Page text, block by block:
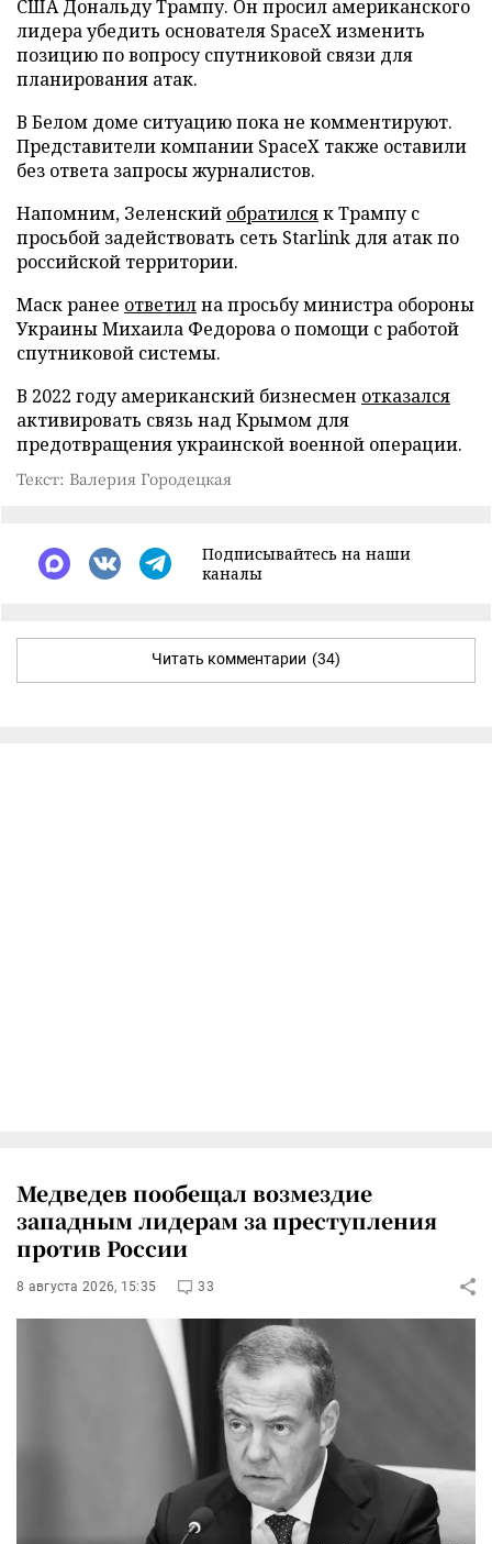
США Дональду Трампу. Он просил американского
лидера убедить основателя SpaceX изменить
позицию по вопросу спутниковой связи для
планирования атак.
В Белом доме ситуацию пока не комментируют.
Представители компании SpaceX также оставили
без ответа запросы журналистов.
Напомним, Зеленский обратилсяк Трампу с
просьбой задействовать сеть Starlink для атак по
российской территории.
Маск ранее ответилна просьбу министра обороны
Украины Михаила Федорова о помощи с работой
спутниковой системы.
В 2022 году американский бизнесмен отказался
активировать связь над Крымом для
предотвращения украинской военной операции.
Текст: Валерия Городецкая
Подписывайтесь на наши
каналы
Читать комментарии (34)
Медведев пообещал возмездие
западным лидерам за преступления
против России
8 августа 2026, 15:35 33